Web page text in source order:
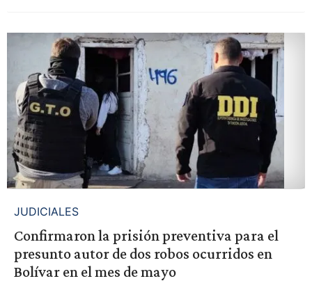
JUDICIALES
Confirmaron la prisión preventiva para el
presunto autor de dos robos ocurridos en
Bolívar en el mes de mayo